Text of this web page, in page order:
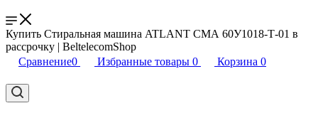
Купить Стиральная машина ATLANT СМА 60У1018-Т-01 в
рассрочку | BeltelecomShop
Сравнение0 Избранные товары 0 Корзина 0